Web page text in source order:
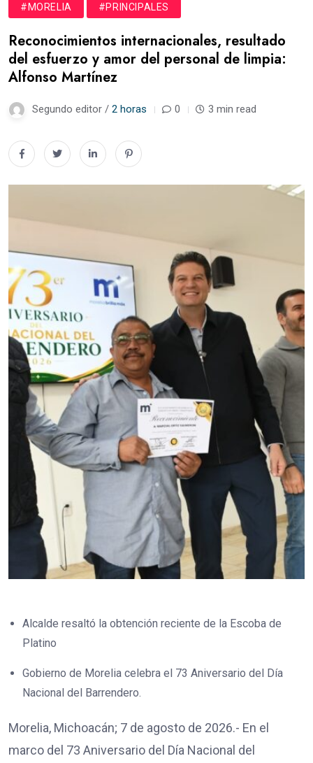
#MORELIA #PRINCIPALES
Reconocimientos internacionales, resultado
del esfuerzo y amor del personal de limpia:
Alfonso Martínez
Segundo editor / 2 horas 0 3 min read
Alcalde resaltó la obtención reciente de la Escoba de
Platino
Gobierno de Morelia celebra el 73 Aniversario del Día
Nacional del Barrendero.
Morelia, Michoacán; 7 de agosto de 2026.- En el
marco del 73 Aniversario del Día Nacional del